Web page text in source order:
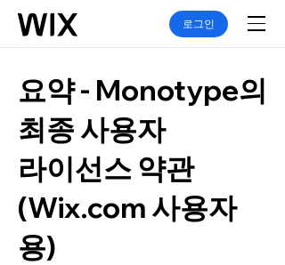
로그인
요약 - Monotype의
최종 사용자
라이선스 약관
(Wix.com 사용자
용)